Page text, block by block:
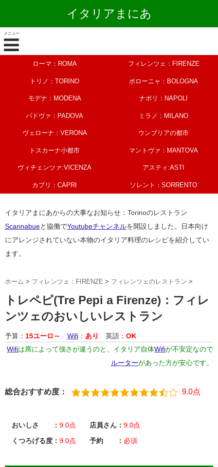
イタリアまにあ
メニュー
ローマ：ROMA フィレンツェ：FIRENZE
トリノ：TORINO ボローニャ：BOLOGNA
モデナ：MODENA ナポリ：NAPOLI
パドヴァ：PADOVA ミラノ：MILANO
ヴェローナ：VERONA ウンブリアの都市
トスカーナ小都市 マントヴァ：MANTOVA
ヴィチェンツァ:VICENZA アスティ:ASTI
カプリ：CAPRI ソレント：SORRENTO
イタリアまにあからの大事なお知らせ：Torinoのレストラン
Scannabueと協働でYoutubeチャンネルを開設しました。日本向け
にアレンジされていない本物のイタリア料理のレシピを紹介してい
ます。
ホーム > フィレンツェ：FIRENZE > フィレンツェのレストラン >
トレペピ(Tre Pepi a Firenze)：フィレ
ンツェのおいしいレストラン
予算： 15ユーロ～ Wifi： あり 英語： OK
Wifiは席によって強さが違うのと、イタリア自体Wifiが不安定なので
ルーターがあった方が安心です。
総合おすすめ度： 9.0点
おいしさ ： 9.0点 店員さん： 9.0点
くつろげる度： 9.0点 予約 ： 必須